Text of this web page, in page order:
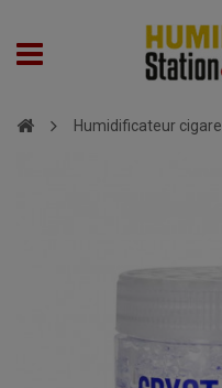
Humidificateur cigare